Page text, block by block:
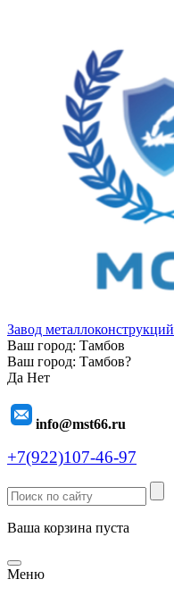
Завод металлоконструкций
Ваш город: Тамбов
Ваш город: Тамбов?
Да Нет
info@mst66.ru
+7(922)107-46-97
Ваша корзина пуста
Меню